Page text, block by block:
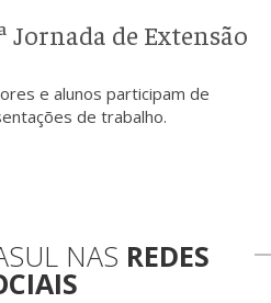
Jornada de Extensão
e alunos participam de
de trabalho.
NAS REDES